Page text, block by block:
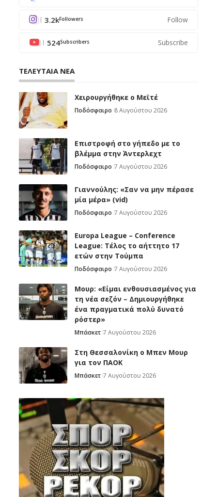
3.2kFollowers Follow
524Subscribers Subscribe
ΤΕΛΕΥΤΑΙΑ ΝΕΑ
Χειρουργήθηκε ο Μεϊτέ
Ποδόσφαιρο 8 Αυγούστου 2026
Επιστροφή στο γήπεδο με το
βλέμμα στην Άντερλεχτ
Ποδόσφαιρο 7 Αυγούστου 2026
Γιαννούλης: «Σαν να μην πέρασε
μία μέρα» (vid)
Ποδόσφαιρο 7 Αυγούστου 2026
Europa League – Conference
League: Τέλος το αήττητο 17
ετών στην Τούμπα
Ποδόσφαιρο 7 Αυγούστου 2026
Μουρ: «Είμαι ενθουσιασμένος για
τη νέα σεζόν – Δημιουργήθηκε
ένα πραγματικά πολύ δυνατό
ρόστερ»
Μπάσκετ 7 Αυγούστου 2026
Στη Θεσσαλονίκη ο Μπεν Μουρ
για τον ΠΑΟΚ
Μπάσκετ 7 Αυγούστου 2026